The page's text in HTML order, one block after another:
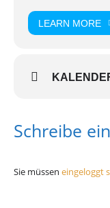
LEARN MORE
Schreibe
Sie müssen eingeloggt